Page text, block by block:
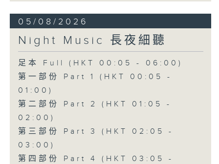
05/08/2026
Night Music 長夜細聽
足本 Full (HKT 00:05 - 06:00)
第一部份 Part 1 (HKT 00:05 -
01:00)
第二部份 Part 2 (HKT 01:05 -
02:00)
第三部份 Part 3 (HKT 02:05 -
03:00)
第四部份 Part 4 (HKT 03:05 -